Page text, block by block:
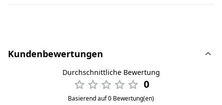
Kundenbewertungen
Durchschnittliche Bewertung
0
Basierend auf 0 Bewertung(en)